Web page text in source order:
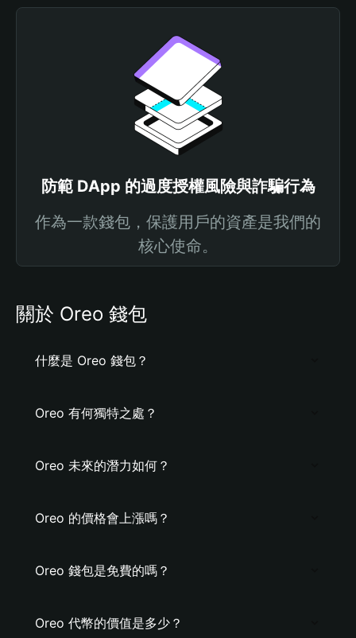
防範 DApp 的過度授權風險與詐騙行為
作為一款錢包，保護用戶的資產是我們的
核心使命。
關於 Oreo 錢包
什麼是 Oreo 錢包？
Oreo 有何獨特之處？
Oreo 未來的潛力如何？
Oreo 的價格會上漲嗎？
Oreo 錢包是免費的嗎？
Oreo 代幣的價值是多少？